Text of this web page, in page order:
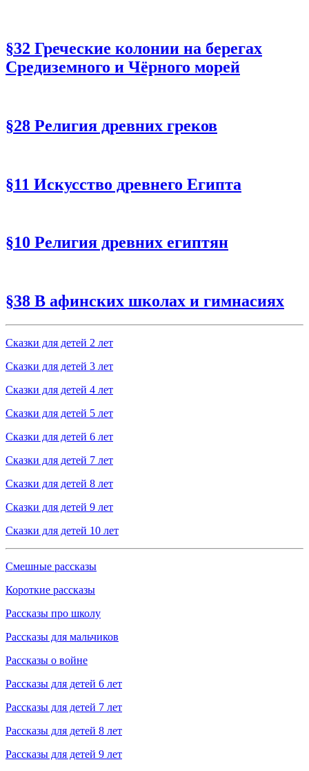
§32 Греческие колонии на берегах
Средиземного и Чёрного морей
§28 Религия древних греков
§11 Искусство древнего Египта
§10 Религия древних египтян
§38 В афинских школах и гимнасиях
Сказки для детей 2 лет
Сказки для детей 3 лет
Сказки для детей 4 лет
Сказки для детей 5 лет
Сказки для детей 6 лет
Сказки для детей 7 лет
Сказки для детей 8 лет
Сказки для детей 9 лет
Сказки для детей 10 лет
Смешные рассказы
Короткие рассказы
Рассказы про школу
Рассказы для мальчиков
Рассказы о войне
Рассказы для детей 6 лет
Рассказы для детей 7 лет
Рассказы для детей 8 лет
Рассказы для детей 9 лет